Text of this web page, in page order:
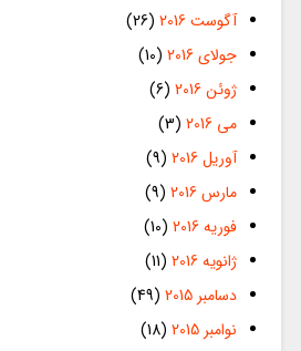
آگوست 2016
(26)
جولای 2016
(10)
ژوئن 2016
(6)
می 2016
(3)
آوریل 2016
(9)
مارس 2016
(9)
فوریه 2016
(10)
ژانویه 2016
(11)
دسامبر 2015
(49)
نوامبر 2015
(18)